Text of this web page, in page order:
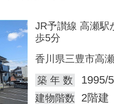
JR予讃線 高瀬駅
歩5分
香川県三豊市高
築 年 数
1995/
建物階数 2階建